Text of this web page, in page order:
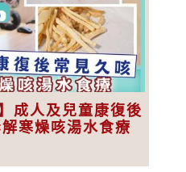
成人及兒童康復後
寒燥咳湯水食療